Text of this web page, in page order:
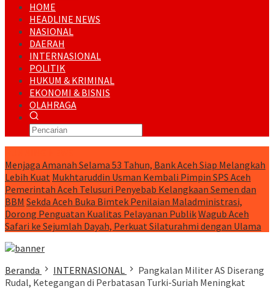
HOME
HEADLINE NEWS
NASIONAL
DAERAH
INTERNASIONAL
POLITIK
HUKUM & KRIMINAL
EKONOMI & BISNIS
OLAHRAGA
Menjaga Amanah Selama 53 Tahun, Bank Aceh Siap Melangkah
Lebih Kuat Mukhtaruddin Usman Kembali Pimpin SPS Aceh
Pemerintah Aceh Telusuri Penyebab Kelangkaan Semen dan
BBM Sekda Aceh Buka Bimtek Penilaian Maladministrasi,
Dorong Penguatan Kualitas Pelayanan PublikWagub Aceh
Safari ke Sejumlah Dayah, Perkuat Silaturahmi dengan Ulama
Beranda INTERNASIONAL
Pangkalan Militer AS Diserang
Rudal, Ketegangan di Perbatasan Turki-Suriah Meningkat